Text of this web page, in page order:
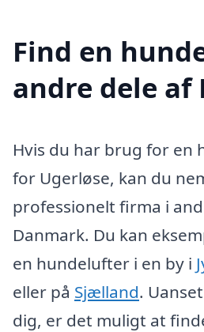
Find en
andre dele af
Hvis du har brug for en
for Ugerløse, kan du
professionelt firma i
Danmark. Du kan
en hundelufter i en by i
eller på Sjælland.
dig, er det muligt at